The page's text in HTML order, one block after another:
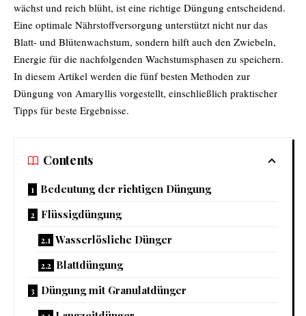
wächst und reich blüht, ist eine richtige Düngung entscheidend.
Eine optimale Nährstoffversorgung unterstützt nicht nur das
Blatt- und Blütenwachstum, sondern hilft auch den Zwiebeln,
Energie für die nachfolgenden Wachstumsphasen zu speichern.
In diesem Artikel werden die fünf besten Methoden zur
Düngung von Amaryllis vorgestellt, einschließlich praktischer
Tipps für beste Ergebnisse.
Contents
Bedeutung der richtigen Düngung
Flüssigdüngung
Wasserlösliche Dünger
Blattdüngung
Düngung mit Granulatdünger